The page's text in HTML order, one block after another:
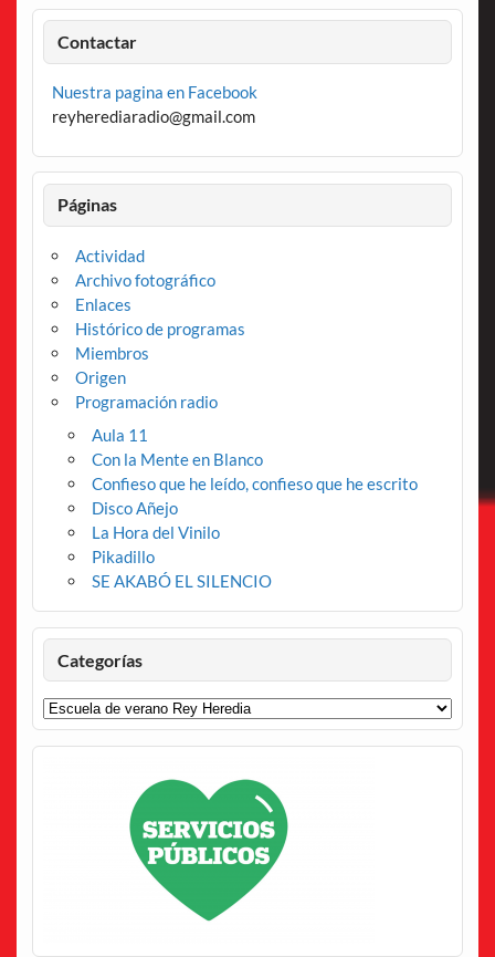
Contactar
Nuestra pagina en Facebook
reyherediaradio@gmail.com
Páginas
Actividad
Archivo fotográfico
Enlaces
Histórico de programas
Miembros
Origen
Programación radio
Aula 11
Con la Mente en Blanco
Confieso que he leído, confieso que he escrito
Disco Añejo
La Hora del Vinilo
Pikadillo
SE AKABÓ EL SILENCIO
Categorías
Categorías